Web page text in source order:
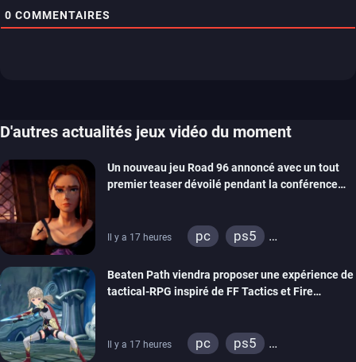
0 COMMENTAIRES
D'autres actualités jeux vidéo du moment
Un nouveau jeu Road 96 annoncé avec un tout
premier teaser dévoilé pendant la conférence
Il y a 17 heures pc
ps5
stadia
ps4
xbox one
Beaten Path viendra proposer une expérience de
tactical-RPG inspiré de FF Tactics et Fire
Il y a 17 heures pc
ps5